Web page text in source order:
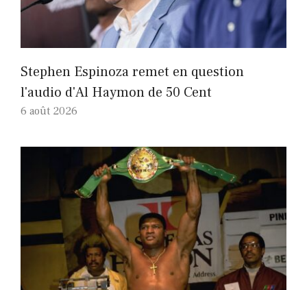
Stephen Espinoza remet en question
l'audio d'Al Haymon de 50 Cent
6 août 2026